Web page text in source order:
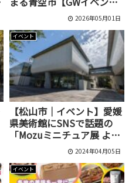
2026年05月01日
イベント
【松山市｜イベント】愛媛
県美術館にSNSで話題の
「Mozuミニチュア展 よう
こそ、ちいさな世界へ。in
愛媛」が開催されます！
2024年04月05日
イベント